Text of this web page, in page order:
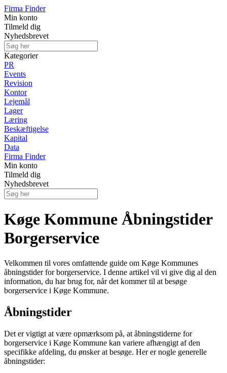
Firma Finder
Min konto
Tilmeld dig
Nyhedsbrevet
Kategorier
PR
Events
Revision
Kontor
Lejemål
Lager
Læring
Beskæftigelse
Kapital
Data
Firma Finder
Min konto
Tilmeld dig
Nyhedsbrevet
Køge Kommune Åbningstider
Borgerservice
Velkommen til vores omfattende guide om Køge Kommunes
åbningstider for borgerservice. I denne artikel vil vi give dig al den
information, du har brug for, når det kommer til at besøge
borgerservice i Køge Kommune.
Åbningstider
Det er vigtigt at være opmærksom på, at åbningstiderne for
borgerservice i Køge Kommune kan variere afhængigt af den
specifikke afdeling, du ønsker at besøge. Her er nogle generelle
åbningstider: